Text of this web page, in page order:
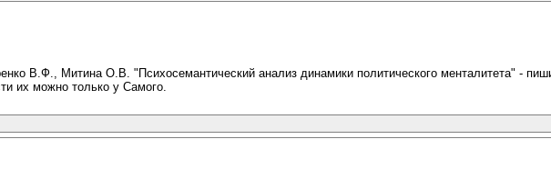
В.Ф., Митина О.В. "Психосемантический анализ динамики политического менталитета" -
их можно только у Самого.